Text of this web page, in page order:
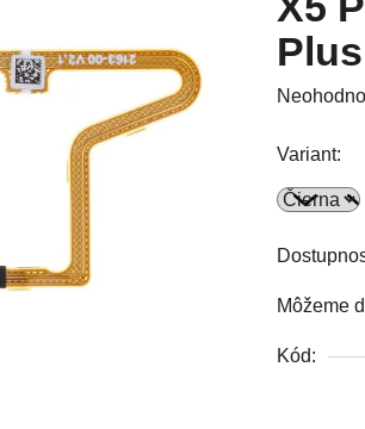
Variant:
Môžeme
Kód: